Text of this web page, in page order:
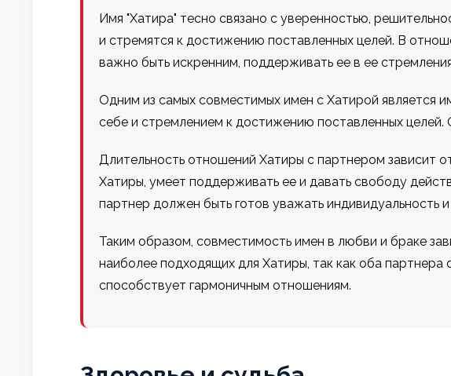
Имя "Хатира" тесно связано с уверенностью,
и стремятся к достижению поставленных целей. В
важно быть искренним, поддерживать ее в ее
Одним из самых совместимых имен с Хатирой является
себе и стремлением к достижению поставленных
Длительность отношений Хатиры с партнером зависит
Хатиры, умеет поддерживать ее и давать свободу
партнер должен быть готов уважать индивидуальность
Таким образом, совместимость имен в любви и браке
наиболее подходящих для Хатиры, так как оба
способствует гармоничным отношениям.